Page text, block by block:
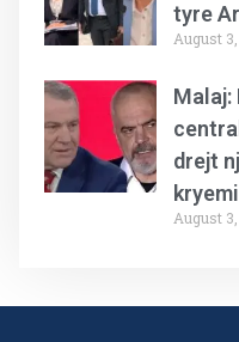
tyre
August
drejt
August